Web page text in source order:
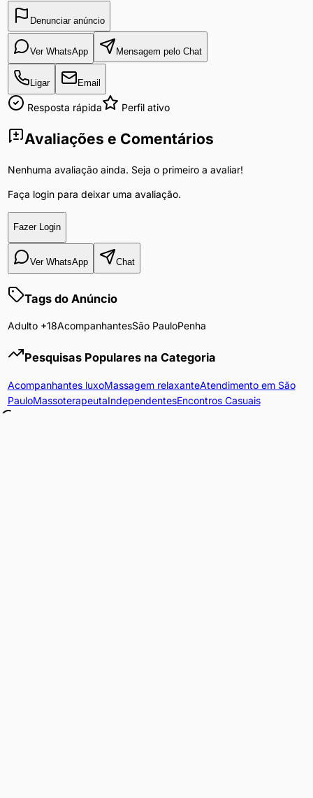
Denunciar anúncio
Ver WhatsApp Mensagem pelo Chat
Ligar Email
Resposta rápida Perfil ativo
Avaliações e Comentários
Nenhuma avaliação ainda. Seja o primeiro a avaliar!
Faça login para deixar uma avaliação.
Fazer Login
Ver WhatsApp Chat
Tags do Anúncio
Adulto +18AcompanhantesSão PauloPenha
Pesquisas Populares na Categoria
Acompanhantes luxoMassagem relaxanteAtendimento em São
PauloMassoterapeutaIndependentesEncontros Casuais